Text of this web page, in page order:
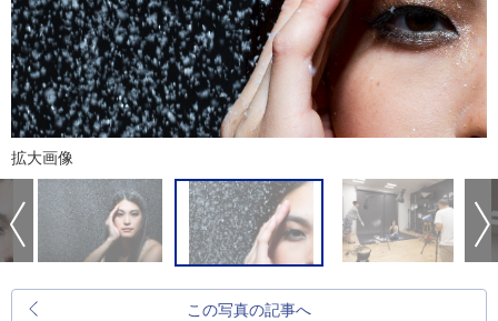
拡大画像
この写真の記事へ